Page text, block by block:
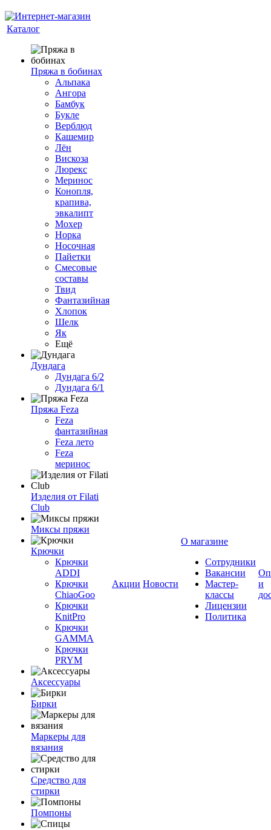
Каталог
Пряжа в бобинах
Альпака
Ангора
Бамбук
Букле
Верблюд
Кашемир
Лён
Вискоза
Люрекс
Меринос
Конопля,
крапива,
эвкалипт
Мохер
Норка
Носочная
Пайетки
Смесовые
составы
Твид
Фантазийная
Хлопок
Шелк
Як
Ещё
Дундага
Дундага 6/2
Дундага 6/1
Пряжа Feza
Feza
фантазийная
Feza лето
Feza
меринос
Изделия от Filati
Club
Миксы пряжи
Крючки
Крючки
ADDI
Крючки
ChiaoGoo
Крючки
KnitPro
Крючки
GAMMA
Крючки
PRYM
Аксессуары
Бирки
Маркеры для
вязания
Средство для
стирки
Помпоны
Акции Новости
О магазине
Сотрудники
Вакансии
Мастер-
классы
Лицензии
Политика
и